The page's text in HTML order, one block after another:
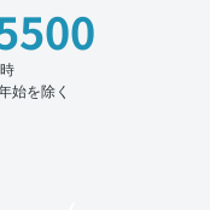
始を除く